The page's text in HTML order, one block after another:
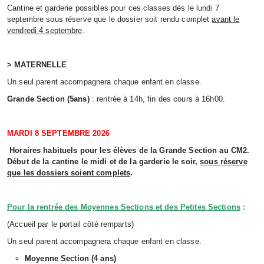
Cantine et garderie possibles pour ces classes dès le lundi 7
septembre sous réserve que le dossier soit rendu completavant le
vendredi 4 septembre.
> MATERNELLE
Un seul parent accompagnera chaque enfant en classe.
Grande Section (5ans): rentrée à 14h, fin des cours à 16h00.
MARDI 8 SEPTEMBRE 2026
Horaires habituels pour les élèves de la Grande Section au CM2.
Début de la cantine le midi et de la garderie le soir,sous réserve
que les dossiers soient complets.
Pour la rentrée des Moyennes Sections et des Petites Sections:
(Accueil par le portail côté remparts)
Un seul parent accompagnera chaque enfant en classe.
Moyenne Section (4 ans)